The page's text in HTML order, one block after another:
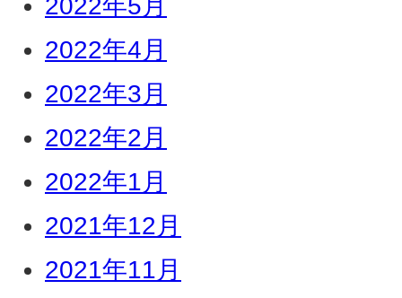
2022年5月
2022年4月
2022年3月
2022年2月
2022年1月
2021年12月
2021年11月